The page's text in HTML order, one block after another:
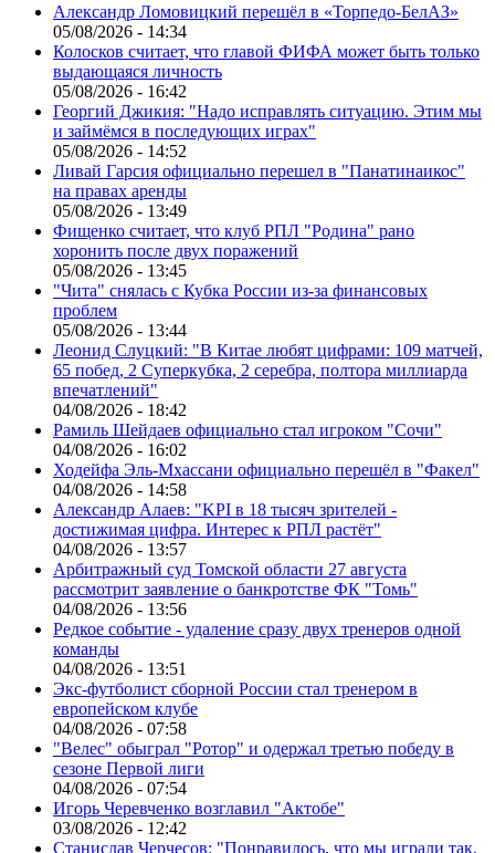
Александр Ломовицкий перешёл в «Торпедо-БелАЗ»
05/08/2026 - 14:34
Колосков считает, что главой ФИФА может быть только
выдающаяся личность
05/08/2026 - 16:42
Георгий Джикия: "Надо исправлять ситуацию. Этим мы
и займёмся в последующих играх"
05/08/2026 - 14:52
Ливай Гарсия официально перешел в "Панатинаикос"
на правах аренды
05/08/2026 - 13:49
Фищенко считает, что клуб РПЛ "Родина" рано
хоронить после двух поражений
05/08/2026 - 13:45
"Чита" снялась с Кубка России из-за финансовых
проблем
05/08/2026 - 13:44
Леонид Слуцкий: "В Китае любят цифрами: 109 матчей,
65 побед, 2 Суперкубка, 2 серебра, полтора миллиарда
впечатлений"
04/08/2026 - 18:42
Рамиль Шейдаев официально стал игроком "Сочи"
04/08/2026 - 16:02
Ходейфа Эль-Мхассани официально перешёл в "Факел"
04/08/2026 - 14:58
Александр Алаев: "KPI в 18 тысяч зрителей -
достижимая цифра. Интерес к РПЛ растёт"
04/08/2026 - 13:57
Арбитражный суд Томской области 27 августа
рассмотрит заявление о банкротстве ФК "Томь"
04/08/2026 - 13:56
Редкое событие - удаление сразу двух тренеров одной
команды
04/08/2026 - 13:51
Экс-футболист сборной России стал тренером в
европейском клубе
04/08/2026 - 07:58
"Велес" обыграл "Ротор" и одержал третью победу в
сезоне Первой лиги
04/08/2026 - 07:54
Игорь Черевченко возглавил "Актобе"
03/08/2026 - 12:42
Станислав Черчесов: "Понравилось, что мы играли так,